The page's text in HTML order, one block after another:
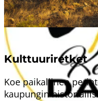
liikkeen juhlaa,
kokemuksia. Etsitpä
rauhallisia hetkiä,
Kulttuuriretket
Koe paikallinen
kaupungin